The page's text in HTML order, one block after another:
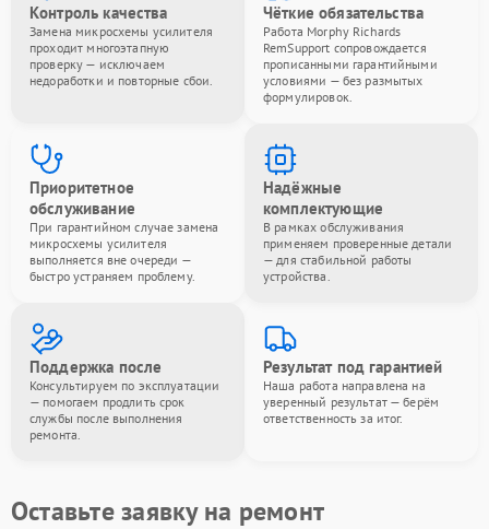
Контроль качества
Замена микросхемы усилителя
проходит многоэтапную
проверку — исключаем
недоработки и повторные сбои.
Чёткие обязательства
Работа Morphy Richards
RemSupport сопровождается
прописанными гарантийными
условиями — без размытых
формулировок.
Приоритетное
обслуживание
При гарантийном случае замена
микросхемы усилителя
выполняется вне очереди —
быстро устраняем проблему.
Надёжные
комплектующие
В рамках обслуживания
применяем проверенные детали
— для стабильной работы
устройства.
Поддержка после
Консультируем по эксплуатации
— помогаем продлить срок
службы после выполнения
ремонта.
Результат под гарантией
Наша работа направлена на
уверенный результат — берём
ответственность за итог.
Оставьте заявку на ремонт